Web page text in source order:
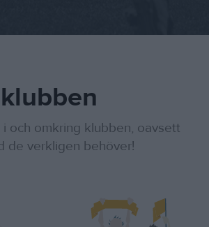
och omkring klubben, oavsett
de verkligen behöver!